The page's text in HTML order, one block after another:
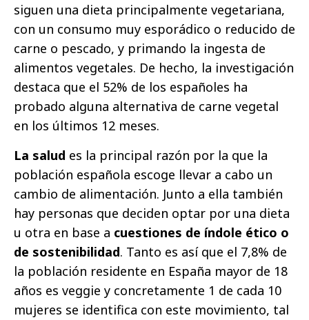
siguen una dieta principal­mente vegetariana,
con un consumo muy esporádico o reducido de
carne o pescado, y primando la ingesta de
alimentos vegetales. De hecho, la investigación
destaca que el 52% de los españoles ha
probado alguna alternativa de carne vegetal
en los últimos 12 meses.
La salud es la principal razón por la que la
población española escoge llevar a cabo un
cambio de alimentación. Junto a ella también
hay personas que deciden optar por una dieta
u otra en base a cuestiones de índole ético o
de sostenibilidad. Tanto es así que el 7,8% de
la población residente en España mayor de 18
años es veggie y concretamente 1 de cada 10
mujeres se identifica con este movimiento, tal